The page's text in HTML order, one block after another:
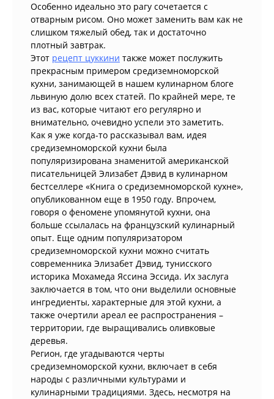
Особенно идеально это рагу сочетается с
отварным рисом. Оно может заменить вам как не
слишком тяжелый обед, так и достаточно
плотный завтрак.
Этот рецепт цуккини также может послужить
прекрасным примером средиземноморской
кухни, занимающей в нашем кулинарном блоге
львиную долю всех статей. По крайней мере, те
из вас, которые читают его регулярно и
внимательно, очевидно успели это заметить.
Как я уже когда-то рассказывал вам, идея
средиземноморской кухни была
популяризирована знаменитой американской
писательницей Элизабет Дэвид в кулинарном
бестселлере «Книга о средиземноморской кухне»,
опубликованном еще в 1950 году. Впрочем,
говоря о феномене упомянутой кухни, она
больше ссылалась на французский кулинарный
опыт. Еще одним популяризатором
средиземноморской кухни можно считать
современника Элизабет Дэвид, тунисского
историка Мохамеда Яссина Эссида. Их заслуга
заключается в том, что они выделили основные
ингредиенты, характерные для этой кухни, а
также очертили ареал ее распространения –
территории, где выращивались оливковые
деревья.
Регион, где угадываются черты
средиземноморской кухни, включает в себя
народы с различными культурами и
кулинарными традициями. Здесь, несмотря на